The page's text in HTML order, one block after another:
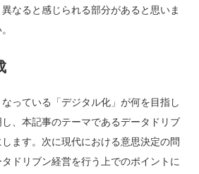
なると感じられる部分があると思いま
っている「デジタル化」が何を目指し
、本記事のテーマであるデータドリブ
ます。次に現代における意思決定の問
ドリブン経営を行う上でのポイントに